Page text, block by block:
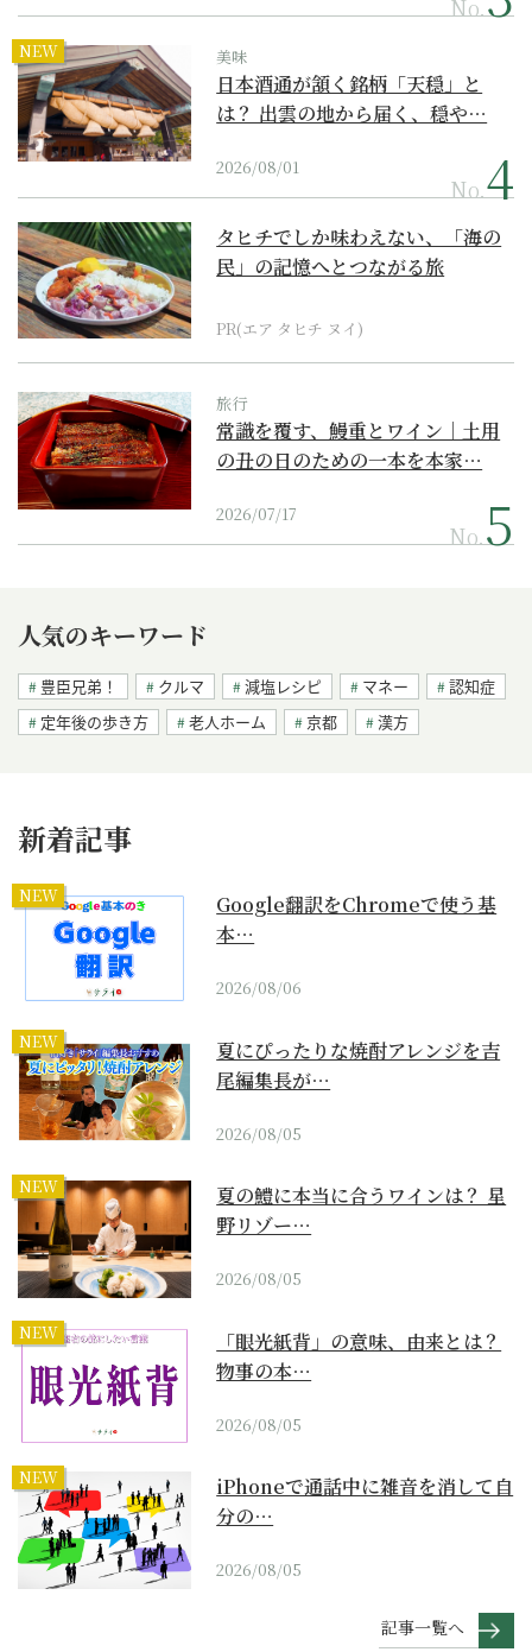
No.
NEW 美味
日本酒通が頷く銘柄「天穏」と
は？ 出雲の地から届く、穏や…
2026/08/01
No.
タヒチでしか味わえない、「海の
民」の記憶へとつながる旅
PR(エア タヒチ ヌイ)
旅行
常識を覆す、鰻重とワイン｜土用
の丑の日のための一本を本家…
2026/07/17
No.
人気のキーワード
豊臣兄弟！ クルマ 減塩レシピ マネー
認知症
定年後の歩き方
老人ホーム 京都 漢方
新着記事
NEW
Google翻訳をChromeで使う基
本…
2026/08/06
NEW
夏にぴったりな焼酎アレンジを吉
尾編集長が…
2026/08/05
NEW
夏の鱧に本当に合うワインは？ 星
野リゾー…
2026/08/05
NEW
「眼光紙背」の意味、由来とは？
物事の本…
2026/08/05
NEW
iPhoneで通話中に雑音を消して自
分の…
2026/08/05
記事一覧へ